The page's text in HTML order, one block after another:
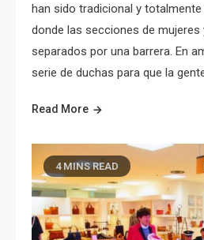
han sido tradicional y
donde las secciones de
separados por una barrera. En
serie de duchas para que la
Read More
4 MINS READ